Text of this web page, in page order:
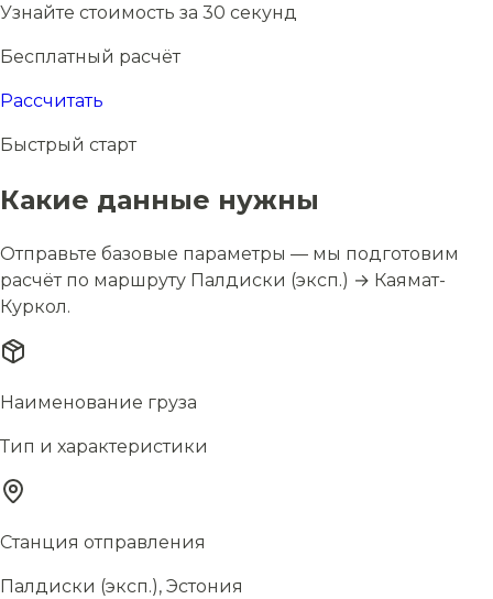
Узнайте стоимость за 30 секунд
Бесплатный расчёт
Рассчитать
Быстрый старт
Какие данные нужны
Отправьте базовые параметры — мы подготовим
расчёт по маршруту Палдиски (эксп.) → Каямат-
Куркол.
Наименование груза
Тип и характеристики
Станция отправления
Палдиски (эксп.), Эстония